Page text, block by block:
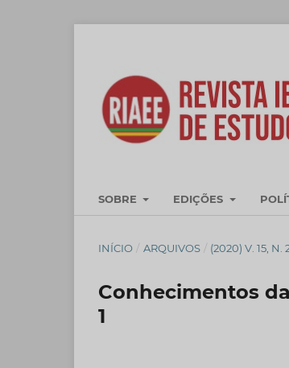
SOBRE EDIÇÕES
INÍCIO / ARQUIVOS / (2020) V. 15, N.
Conhecimentos
1